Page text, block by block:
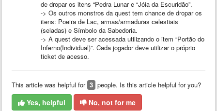
de dropar os itens “Pedra Lunar e “Jóia da Escuridão”.
-> Os outros monstros da quest tem chance de dropar os
itens: Poeira de Lac, armas/armaduras celestiais
(seladas) e Símbolo da Sabedoria.
-> A quest deve ser acessada utilizando o item “Portão do
Inferno(Individual)”. Cada jogador deve utilizar o próprio
ticket de acesso.
This article was helpful for 3 people. Is this article helpful for you?
Yes, helpful No, not for me